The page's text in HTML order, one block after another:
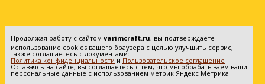
Продолжая работу с сайтом varimcraft.ru, вы подтверждаете
использование cookies вашего браузера с целью улучшить сервис,
также соглашаетесь с документами:
Политика конфиденциальности и Пользовательское соглашение
Оставаясь на сайте, вы соглашаетесь с тем, что мы обрабатываем ваши
персональные данные с использованием метрик Яндекс Метрика.